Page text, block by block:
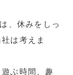
、休みをしっ
は考えま
ぶ時間、趣